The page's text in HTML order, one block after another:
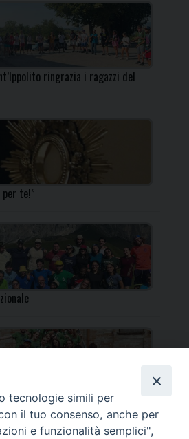
ringrazia i ragazzi del
te!”
Diocesano
tecnologie simili per
il tuo consenso, anche per
e funzionalità semplici",